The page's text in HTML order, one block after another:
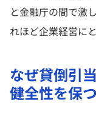
と金融庁の間で激
れほど企業経営に
なぜ貸倒引
健全性を保